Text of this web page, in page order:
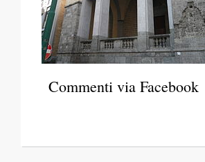
Commenti via Facebook